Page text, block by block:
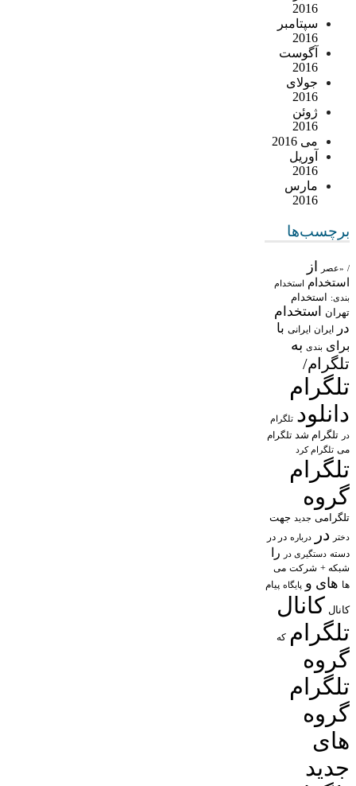
2016
سپتامبر
2016
آگوست
2016
جولای
2016
ژوئن
2016
می 2016
آوریل
2016
مارس
2016
برچسب‌ها
/ «عصر از
استخدام استخدام
بندی: استخدام
تهران
استخدام
در
ایران ایرانی با
برای بندی به
تلگرام/
تلگرام
دانلود تلگرام
در تلگرام شد تلگرام
می تلگرام کرد
تلگرام
گروه
تلگرامی جدید جهت
دختر در درباره در در
دسته دستگیری در را
شبکه + شرکت می
ها های و پایگاه پیام
کانال کانال
تلگرام که
گروه
تلگرام
گروه
های
جدید